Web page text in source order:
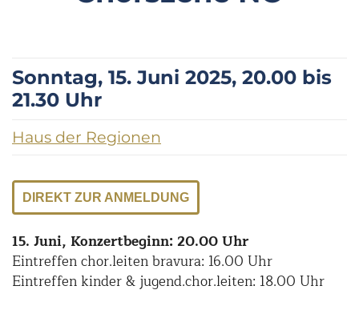
Sonntag, 15. Juni 2025, 20.00 bis
21.30 Uhr
Haus der Regionen
DIREKT ZUR ANMELDUNG
15. Juni, Konzertbeginn: 20.00 Uhr
Eintreffen chor.leiten bravura: 16.00 Uhr
Eintreffen kinder & jugend.chor.leiten: 18.00 Uhr